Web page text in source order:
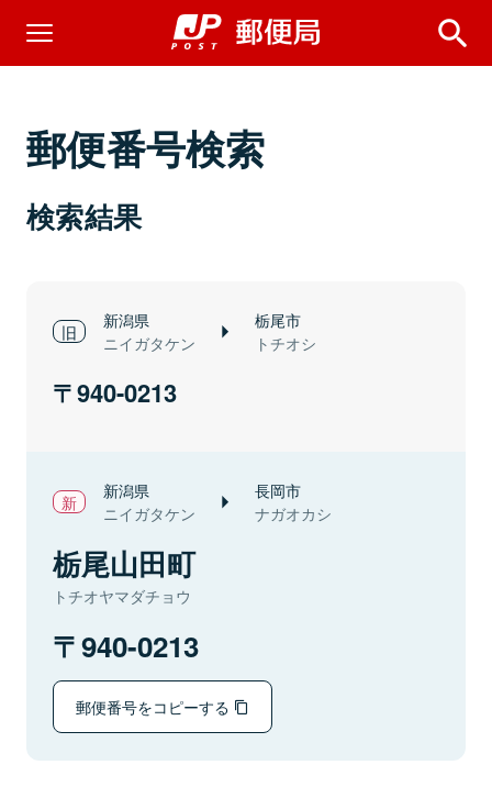
郵便番号検索
検索結果
新潟県
ニイガタケン
栃尾市
トチオシ
940-0213
新潟県
ニイガタケン
長岡市
ナガオカシ
栃尾山田町
トチオヤマダチョウ
940-0213
郵便番号をコピーする